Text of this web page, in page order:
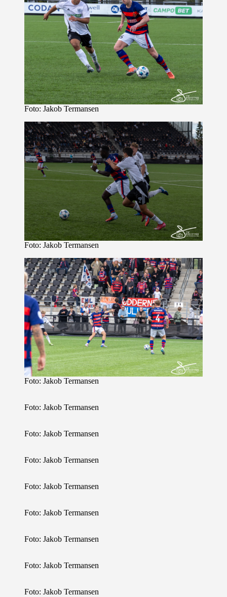
Foto: Jakob Termansen
Foto: Jakob Termansen
Foto: Jakob Termansen
Foto: Jakob Termansen
Foto: Jakob Termansen
Foto: Jakob Termansen
Foto: Jakob Termansen
Foto: Jakob Termansen
Foto: Jakob Termansen
Foto: Jakob Termansen
Foto: Jakob Termansen